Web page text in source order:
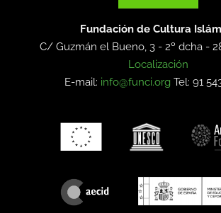
Fundación de Cultura
C/ Guzmán el Bueno, 3 - 2º dcha -
Localización
E-mail: info@funci.org Tel: 91